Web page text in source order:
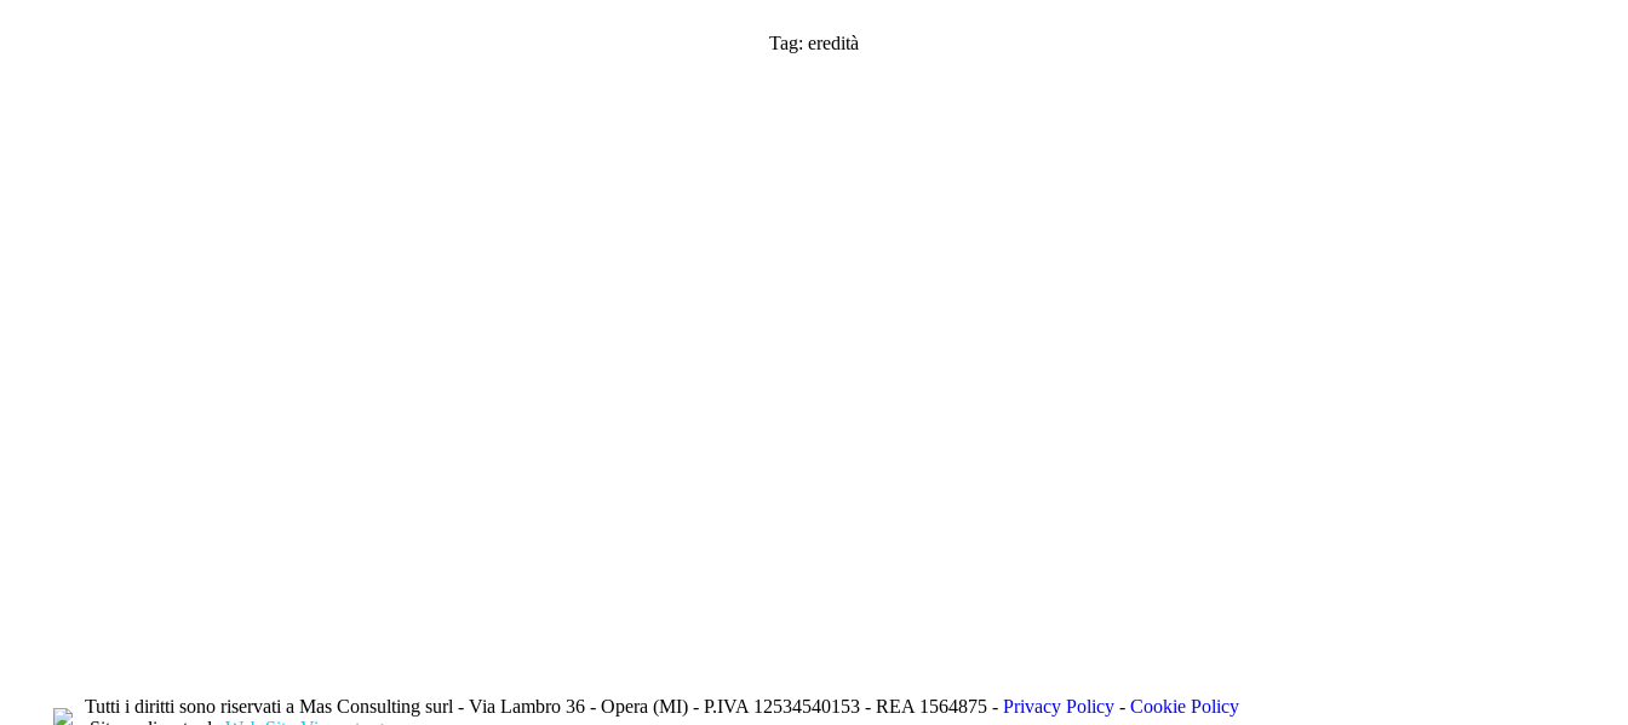
Tag: eredità
Tutti i diritti sono riservati a Mas Consulting surl - Via Lambro 36 - Opera (MI) - P.IVA 12534540153 - REA 1564875 - Privacy Policy - Cookie Policy